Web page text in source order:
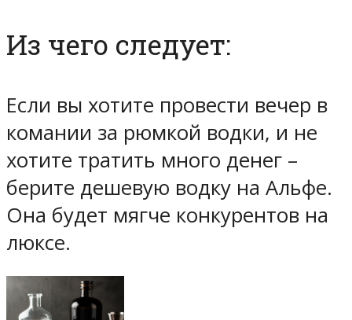
Из чего следует:
Если вы хотите провести вечер в
комании за рюмкой водки, и не
хотите тратить много денег –
берите дешевую водку на Альфе.
Она будет мягче конкурентов на
люксе.